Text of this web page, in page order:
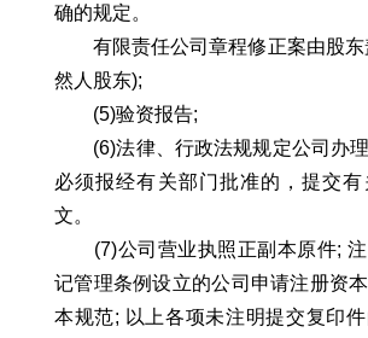
确的规定。
有限责任公司章程修正案由股东
然人股东);
(5)验资报告;
(6)法律、行政法规规定公司办理
必须报经有关部门批准的，提交
文。
(7)公司营业执照正副本原件; 注
记管理条例设立的公司申请注册资
本规范; 以上各项未注明提交复印